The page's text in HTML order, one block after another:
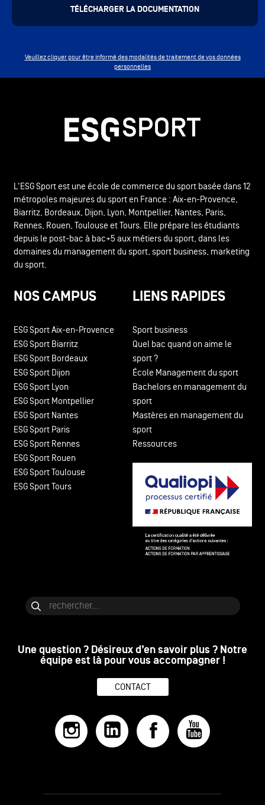
Veuillez cliquer pour être informé des modalités de traitement de vos données
personnelles
L'ESG Sport est une école de commerce du sport basée dans 12
métropoles majeures du sport en France : Aix-en-Provence,
Biarritz, Bordeaux, Dijon, Lyon, Montpellier, Nantes, Paris,
Rennes, Rouen, Toulouse et Tours. Elle prépare les étudiants
depuis le post-bac à bac+5 aux métiers du sport, dans les
domaines du management du sport, sport business, marketing
du sport.
NOS CAMPUS
ESG Sport Aix-en-Provence
ESG Sport Biarritz
ESG Sport Bordeaux
ESG Sport Dijon
ESG Sport Lyon
ESG Sport Montpellier
ESG Sport Nantes
ESG Sport Paris
ESG Sport Rennes
ESG Sport Rouen
ESG Sport Toulouse
ESG Sport Tours
LIENS RAPIDES
Sport business
Quel bac quand on aime le
sport ?
École Management du sport
Bachelors en management du
sport
Mastères en management du
sport
Ressources
Une question ? Désireux d’en savoir plus ? Notre
équipe est là pour vous accompagner !
CONTACT